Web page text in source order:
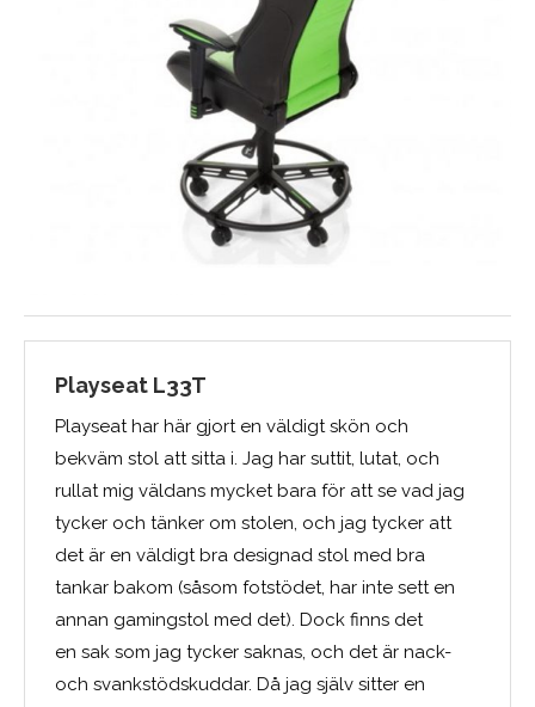
Playseat L33T
Playseat har här gjort en väldigt skön och
bekväm stol att sitta i. Jag har suttit, lutat, och
rullat mig väldans mycket bara för att se vad jag
tycker och tänker om stolen, och jag tycker att
det är en väldigt bra designad stol med bra
tankar bakom (såsom fotstödet, har inte sett en
annan gamingstol med det). Dock finns det
en sak som jag tycker saknas, och det är nack-
och svankstödskuddar. Då jag själv sitter en